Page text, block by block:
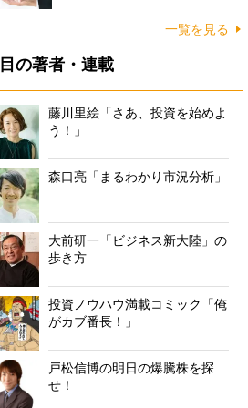
一覧を見る
の著者・連載
藤川里絵「さあ、投資を始めよ
う！」
森口亮「まるわかり市況分析」
大前研一「ビジネス新大陸」の
歩き方
投資ノウハウ満載コミック「俺
がカブ番長！」
戸松信博の明日の爆騰株を探
せ！